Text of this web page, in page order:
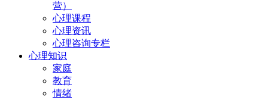
营）
心理课程
心理资讯
心理咨询专栏
心理知识
家庭
教育
情绪